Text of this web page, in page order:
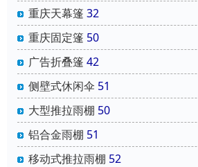
重庆天幕篷 32
重庆固定篷 50
广告折叠篷 42
侧壁式休闲伞 51
大型推拉雨棚 50
铝合金雨棚 51
移动式推拉雨棚 52